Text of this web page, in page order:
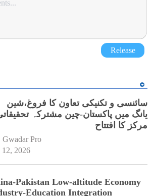
Release
سائنسی و تکنیکی تعاون کا فروغ،شین
یانگ میں پاکستان-چین مشترکہ
مرکز کا افتتاح
Gwadar Pro
12, 2026
Pakistan Low-altitude Economy
Education Integration